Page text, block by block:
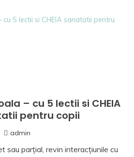
cu 5 lectii si CHEIA sanatatii pentru
– cu 5 lectii si CHEIA
pentru copii
admin
sau parțial, revin interacțiunile cu